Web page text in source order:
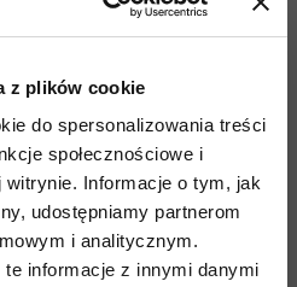
z plików cookie
do spersonalizowania treści
społecznościowe i
Informacje o tym, jak
udostępniamy partnerom
i analitycznym.
te informacje z innymi danymi
zapewnia wysoki komfort i
materiały pochodzące z
Fair Wear